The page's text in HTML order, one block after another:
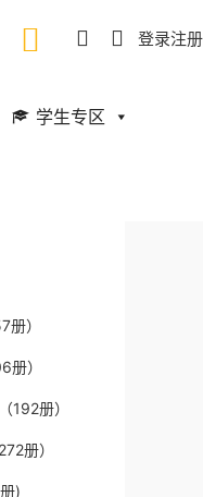
登录注册
学生专区
）
册）
192册）
册）
)